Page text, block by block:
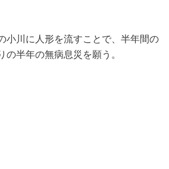
小川に人形を流すことで、半年間の
の半年の無病息災を願う。